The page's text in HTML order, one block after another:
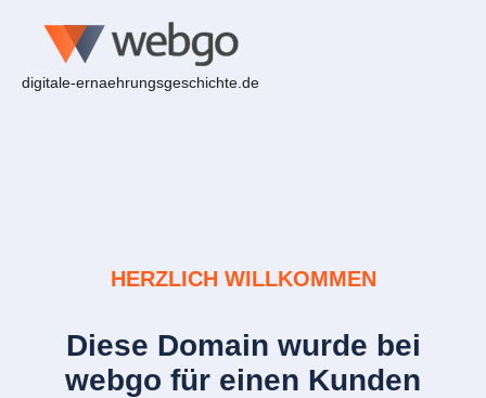
digitale-ernaehrungsgeschichte.de
HERZLICH WILLKOMMEN
Diese Domain wurde bei
webgo für einen Kunden